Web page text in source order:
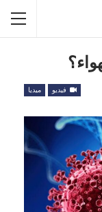
فيديو ميديا